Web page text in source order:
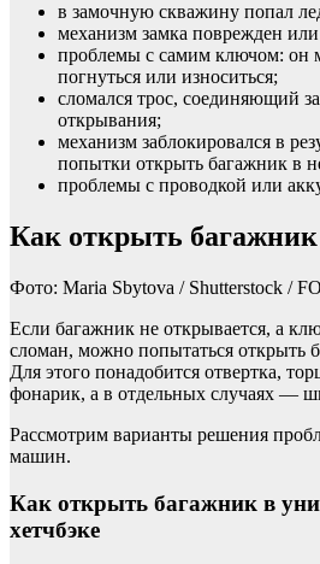
в замочную скважину попал
механизм замка поврежден
проблемы с самим ключом: он
погнуться или износиться;
сломался трос, соединяющий
открывания;
механизм заблокировался в
попытки открыть багажник в
проблемы с проводкой или
Как открыть
Фото: Maria Sbytova / Shutterstock /
Если багажник не открывается, а
сломан, можно попытаться открыть
Для этого понадобится отвертка,
фонарик, а в отдельных случаях —
Рассмотрим варианты решения
машин.
Как открыть багажник в
хетчбэке